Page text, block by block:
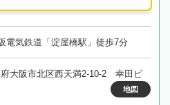
電気鉄道「淀屋橋駅」徒歩7分
府大阪市北区西天満2-10-2 幸田ビ
地図